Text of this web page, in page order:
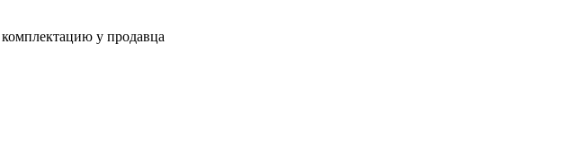
у продавца